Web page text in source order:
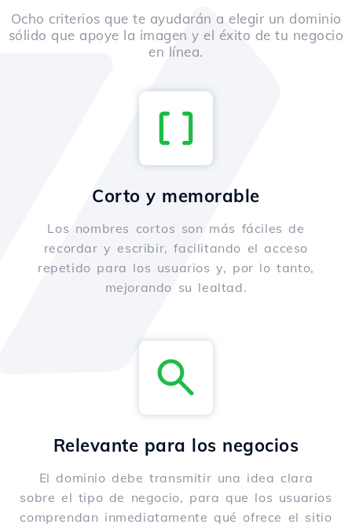
Ocho criterios que te ayudarán a elegir un dominio
sólido que apoye la imagen y el éxito de tu negocio
en línea.
Corto y memorable
Los nombres cortos son más fáciles de
recordar y escribir, facilitando el acceso
repetido para los usuarios y, por lo tanto,
mejorando su lealtad.
Relevante para los negocios
El dominio debe transmitir una idea clara
sobre el tipo de negocio, para que los usuarios
comprendan inmediatamente qué ofrece el sitio